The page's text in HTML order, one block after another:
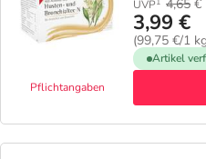
Pflichtangaben
UVP 4,65 €
3,99 €
(99,75 €/1
Artikel